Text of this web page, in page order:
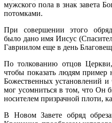
мужского пола в знак завета
потомками.
При совершении этого
было дано имя Иисус
Гавриилом еще в день
По толкованию отцов
чтобы показать людям пример
Божественных установлений
мог усомниться в том, что Он
носителем призрачной плоти,
В Новом Завете обряд